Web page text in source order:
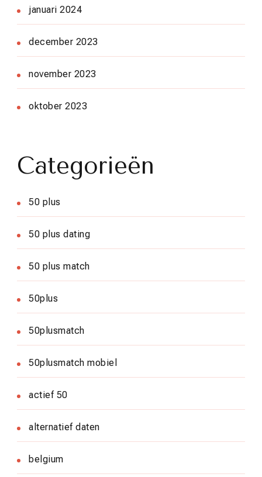
januari 2024
december 2023
november 2023
oktober 2023
Categorieën
50 plus
50 plus dating
50 plus match
50plus
50plusmatch
50plusmatch mobiel
actief 50
alternatief daten
belgium